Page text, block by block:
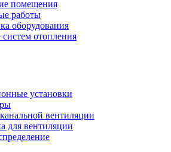
помещения
работы
оборудования
отопления
установки
вентиляции
для вентиляции